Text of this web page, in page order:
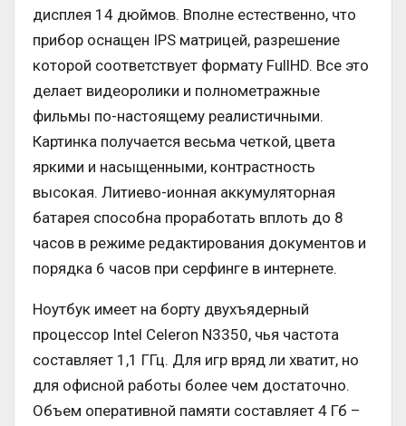
дисплея 14 дюймов. Вполне естественно, что
прибор оснащен IPS матрицей, разрешение
которой соответствует формату FullHD. Все это
делает видеоролики и полнометражные
фильмы по-настоящему реалистичными.
Картинка получается весьма четкой, цвета
яркими и насыщенными, контрастность
высокая. Литиево-ионная аккумуляторная
батарея способна проработать вплоть до 8
часов в режиме редактирования документов и
порядка 6 часов при серфинге в интернете.
Ноутбук имеет на борту двухъядерный
процессор Intel Celeron N3350, чья частота
составляет 1,1 ГГц. Для игр вряд ли хватит, но
для офисной работы более чем достаточно.
Объем оперативной памяти составляет 4 Гб –